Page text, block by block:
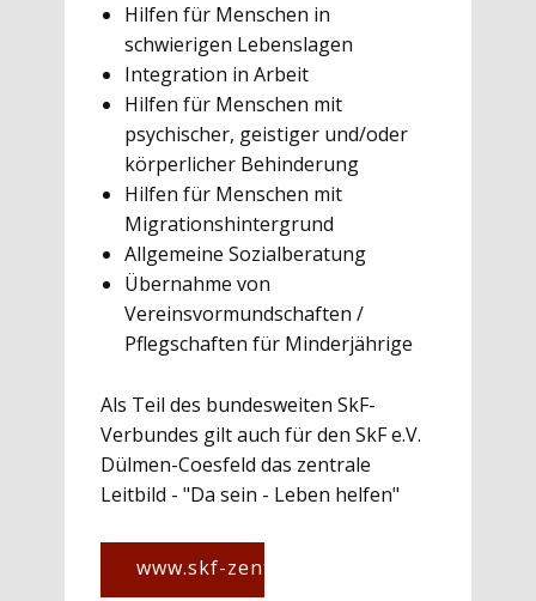
Hilfen für Menschen in
schwierigen Lebenslagen
Integration in Arbeit
Hilfen für Menschen mit
psychischer, geistiger und/oder
körperlicher Behinderung
Hilfen für Menschen mit
Migrationshintergrund
Allgemeine Sozialberatung
Übernahme von
Vereinsvormundschaften /
Pflegschaften für Minderjährige
Als Teil des bundesweiten SkF-
Verbundes gilt auch für den ​SkF e.V.
Dülmen-Coesfeld das zentrale
Leitbild - "Da sein - Leben helfen"
www.skf-zentrale.de